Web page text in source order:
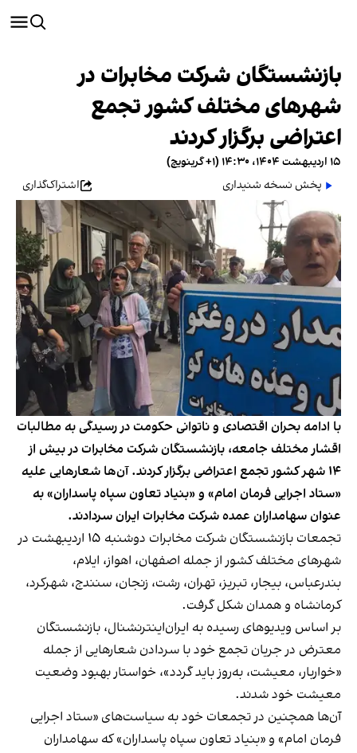
بازنشستگان شرکت مخابرات در
شهرهای مختلف کشور تجمع
اعتراضی برگزار کردند
۱۵ اردیبهشت ۱۴۰۴، ۱۴:۳۰ (‎+۱ گرینویچ)
پخش نسخه شنیداری
اشتراک‌گذاری
با ادامه بحران اقتصادی و ناتوانی حکومت در رسیدگی به مطالبات
اقشار مختلف جامعه، بازنشستگان شرکت مخابرات در بیش از
۱۴ شهر کشور تجمع اعتراضی برگزار کردند. آن‌ها شعارهایی علیه
«ستاد اجرایی فرمان امام» و «بنیاد تعاون سپاه پاسداران» به
عنوان سهامداران عمده شرکت مخابرات ایران سردادند.
تجمعات بازنشستگان شرکت مخابرات دوشنبه ۱۵ اردیبهشت در
شهرهای مختلف کشور از جمله اصفهان، اهواز، ایلام،
بندرعباس، بیجار، تبریز، تهران، رشت، زنجان، سنندج، شهرکرد،
کرمانشاه و همدان شکل گرفت.
بر اساس ویدیوهای رسیده به ایران‌اینترنشنال، بازنشستگان
معترض در جریان تجمع خود با سر‌دادن شعارهایی از جمله
«خواربار، معیشت، به‌روز باید گردد»، خواستار بهبود وضعیت
معیشت خود شدند.
آن‌ها همچنین در تجمعات خود به سیاست‌های «ستاد اجرایی
فرمان امام» و «بنیاد تعاون سپاه پاسداران» که سهامداران